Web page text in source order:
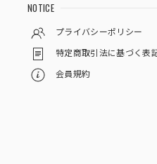
NOTICE
プライバシーポリシー
特定商取引法に基づく表
会員規約